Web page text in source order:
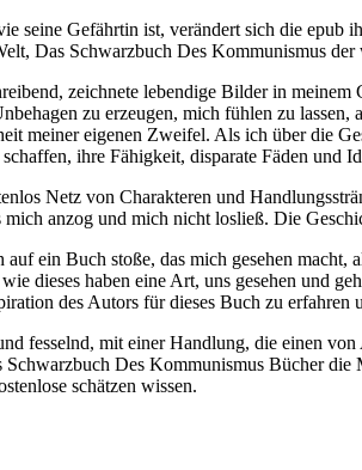
seine Gefährtin ist, verändert sich die
Das Schwarzbuch Des Kommunismus der
zeichnete lebendige Bilder in
zu erzeugen, mich fühlen zu
meiner eigenen Zweifel. Als ich über die
ihre Fähigkeit, disparate Fäden und
Netz von Charakteren und
anzog und mich nicht losließ. Die
auf ein Buch stoße, das mich gesehen
dieses haben eine Art, uns gesehen und
des Autors für dieses Buch zu
fesselnd, mit einer Handlung, die einen
Des Kommunismus Bücher die
schätzen wissen.